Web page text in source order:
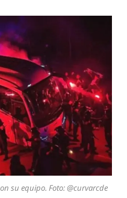
su equipo. Foto: @curvarcde